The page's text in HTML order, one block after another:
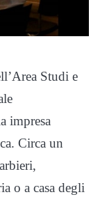
Studi e
impresa
Circa un
o a casa degli